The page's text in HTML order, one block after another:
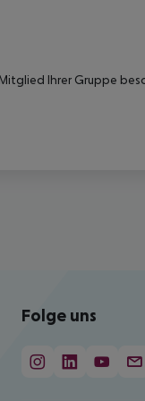
Ihrer Gruppe
Folge uns